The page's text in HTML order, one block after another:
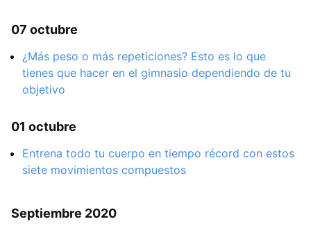
07 octubre
¿Más peso o más repeticiones? Esto es lo que
tienes que hacer en el gimnasio dependiendo de tu
objetivo
01 octubre
Entrena todo tu cuerpo en tiempo récord con estos
siete movimientos compuestos
Septiembre 2020